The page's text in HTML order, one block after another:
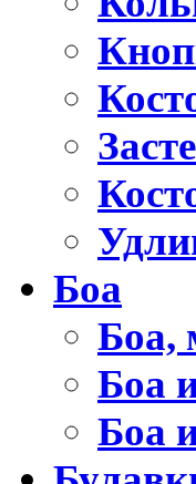
Боа
Боа,
Боа
Боа